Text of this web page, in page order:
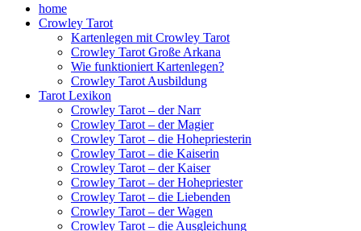
oben
scrollen
home
Crowley Tarot
Kartenlegen mit Crowley Tarot
Crowley Tarot Große Arkana
Wie funktioniert Kartenlegen?
Crowley Tarot Ausbildung
Tarot Lexikon
Crowley Tarot – der Narr
Crowley Tarot – der Magier
Crowley Tarot – die Hohepriesterin
Crowley Tarot – die Kaiserin
Crowley Tarot – der Kaiser
Crowley Tarot – der Hohepriester
Crowley Tarot – die Liebenden
Crowley Tarot – der Wagen
Crowley Tarot – die Ausgleichung